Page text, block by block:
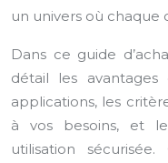
un univers où chaque
Dans ce guide
détail les
applications, les
à vos besoins, et
utilisation